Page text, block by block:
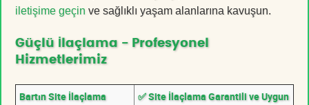
iletişime geçin ve sağlıklı yaşam alanlarına kavuşun.
Güçlü İlaçlama - Profesyonel
Hizmetlerimiz
Bartın Site İlaçlama
✅ Site İlaçlama Garantili ve Uygun